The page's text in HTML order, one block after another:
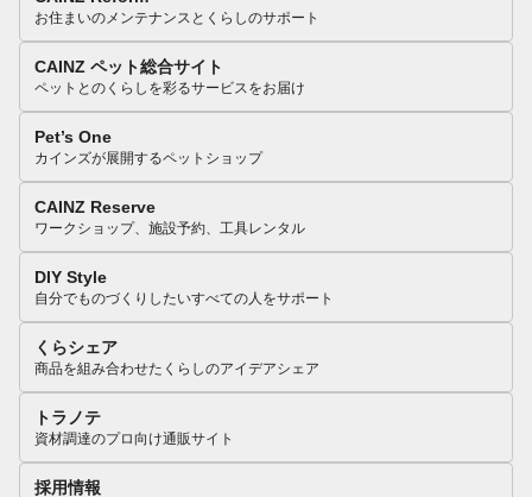
お住まいのメンテナンスとくらしのサポート
CAINZ ペット総合サイト
ペットとのくらしを彩るサービスをお届け
Pet’s One
カインズが展開するペットショップ
CAINZ Reserve
ワークショップ、施設予約、工具レンタル
DIY Style
自分でものづくりしたいすべての人をサポート
くらシェア
商品を組み合わせたくらしのアイデアシェア
トラノテ
資材調達のプロ向け通販サイト
採用情報